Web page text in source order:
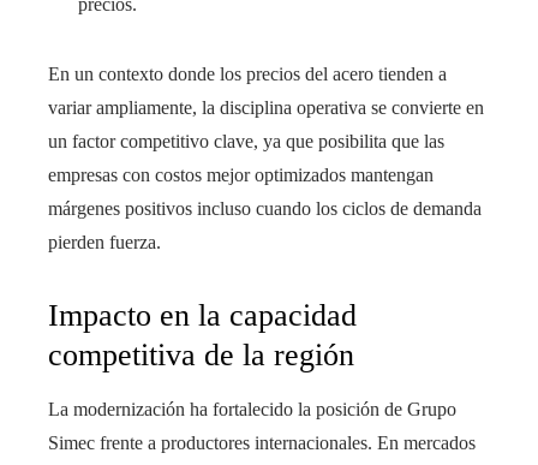
precios.
En un contexto donde los precios del acero tienden a
variar ampliamente, la disciplina operativa se convierte en
un factor competitivo clave, ya que posibilita que las
empresas con costos mejor optimizados mantengan
márgenes positivos incluso cuando los ciclos de demanda
pierden fuerza.
Impacto en la capacidad
competitiva de la región
La modernización ha fortalecido la posición de Grupo
Simec frente a productores internacionales. En mercados